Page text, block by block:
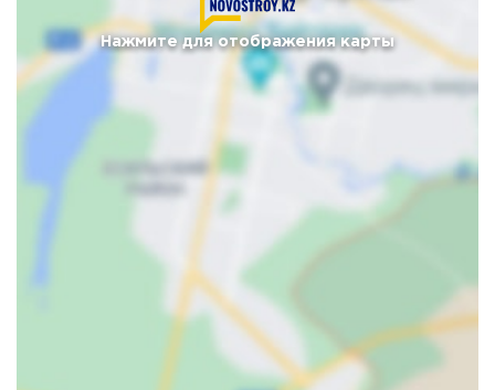
Нажмите для отображения карты